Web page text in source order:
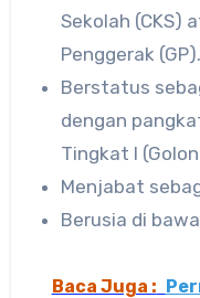
Sekolah (CKS)
Penggerak (GP).
Berstatus
dengan
Tingkat I
Menjabat
Berusia di
Baca Juga :